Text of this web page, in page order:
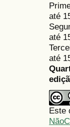
até
até
até
Este